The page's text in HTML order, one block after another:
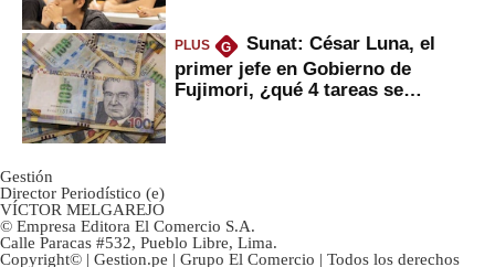
PLUS G
Sunat: César Luna, el
primer jefe en Gobierno de
Fujimori, ¿qué 4 tareas se
Gestión
Director Periodístico (e)
VÍCTOR MELGAREJO
© Empresa Editora El Comercio S.A.
Calle Paracas #532, Pueblo Libre, Lima.
Copyright© | Gestion.pe | Grupo El Comercio | Todos los derechos